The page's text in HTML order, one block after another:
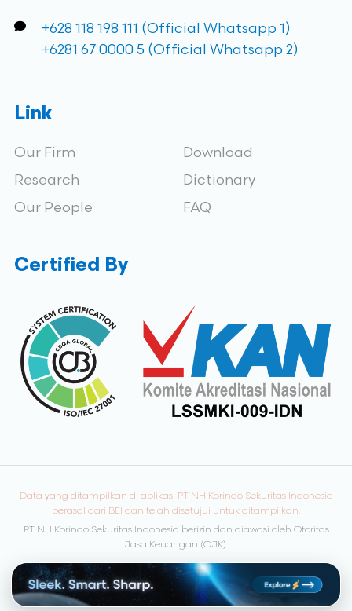
+628 118 198 111 (Official Whatsapp 1)
+6281 67 0000 5 (Official Whatsapp 2)
Link
Our Firm
Research
Our People
Download
Dictionary
FAQ
Certified By
Data yang ditampilkan di aplikasi PT NH Korindo Sekuritas Indonesia
berasal dari BEI dan telah disetujui untuk ditampilkan.
PT NH Korindo Sekuritas Indonesia berizin dan diawasi oleh Otoritas
Jasa Keuangan (OJK).
© Copyright 2026 NH Korindo Sekuritas. All rights reserved.